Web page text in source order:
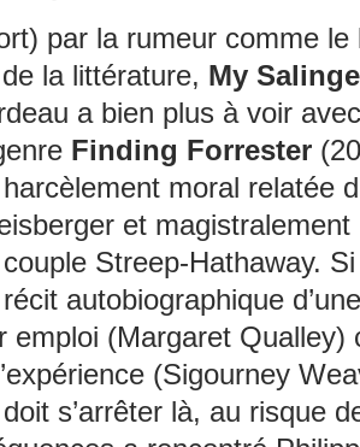
par la rumeur comme le
la littérature, My
a bien plus à voir
Finding Forrester
moral relatée
et magistralement
couple Streep-Hathaway.
autobiographique
emploi (Margaret Qualley)
(Sigourney
s’arrêter là, au risque